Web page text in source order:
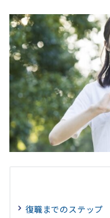
復職までのステップ